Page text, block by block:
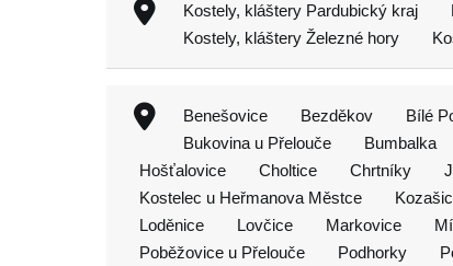
Kostely, kláštery Pardubický kraj
Kostely, kláštery Železné hory
Benešovice Bezděkov Bílé
Bukovina u Přelouče
Bumbalka
Hošťalovice
Choltice Chrtníky
Kostelec u Heřmanova Městce
Loděnice
Lovčice Markovice
Poběžovice u Přelouče
Podhorky